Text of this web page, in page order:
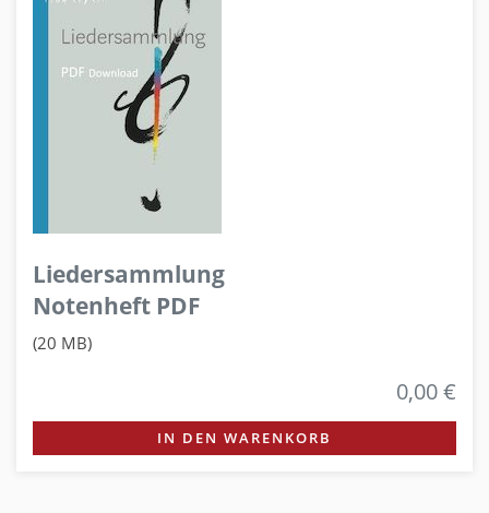
Liedersammlung
Notenheft PDF
(20 MB)
0,00 €
IN DEN WARENKORB